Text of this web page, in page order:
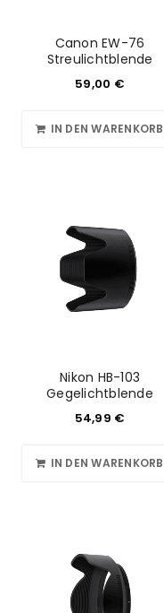
Canon EW-76
Streulichtblende
59,00 €
IN DEN WARENKORB
Nikon HB-103
Gegelichtblende
54,99 €
IN DEN WARENKORB